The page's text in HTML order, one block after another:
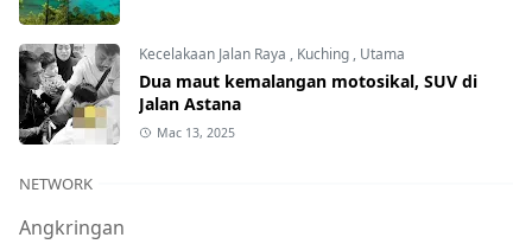
Kecelakaan Jalan Raya , Kuching , Utama
Dua maut kemalangan motosikal, SUV di
Jalan Astana
Mac 13, 2025
NETWORK
Angkringan